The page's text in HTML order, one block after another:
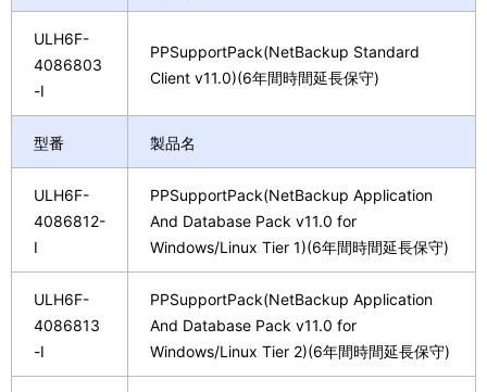
ULH6F-
4086803
-I
PPSupportPack(NetBackup Standard
Client v11.0)(6年間時間延長保守)
型番 製品名
ULH6F-
4086812-
I
PPSupportPack(NetBackup Application
And Database Pack v11.0 for
Windows/Linux Tier 1)(6年間時間延長保守)
ULH6F-
4086813
-I
PPSupportPack(NetBackup Application
And Database Pack v11.0 for
Windows/Linux Tier 2)(6年間時間延長保守)